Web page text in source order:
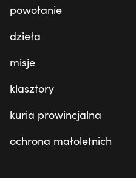
powołanie
dzieła
misje
klasztory
kuria prowincjalna
ochrona małoletnich